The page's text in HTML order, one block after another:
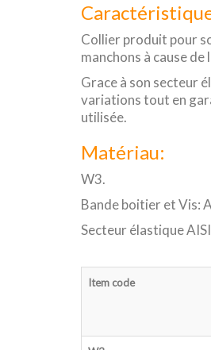
Collier produit pour
manchons à cause
Grace à son secteur
variations tout en
utilisée.
Matériau:
W3.
Bande boitier et Vis:
Secteur élastique
Item code